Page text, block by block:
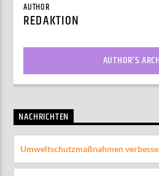
AUTHOR
REDAKTION
AUTHOR'S
NACHRICHTEN
Umweltschutzmaßnahmen